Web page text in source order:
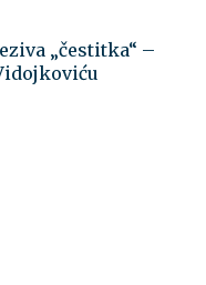
„čestitka“ –